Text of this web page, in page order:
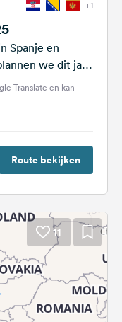
+1
Spanje en
we dit jaar
Translate en kan
Route bekijken
11